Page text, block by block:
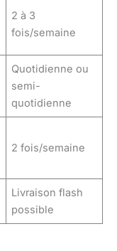
2 à 3
fois/semaine
Quotidienne ou
semi-
quotidienne
2 fois/semaine
Livraison flash
possible